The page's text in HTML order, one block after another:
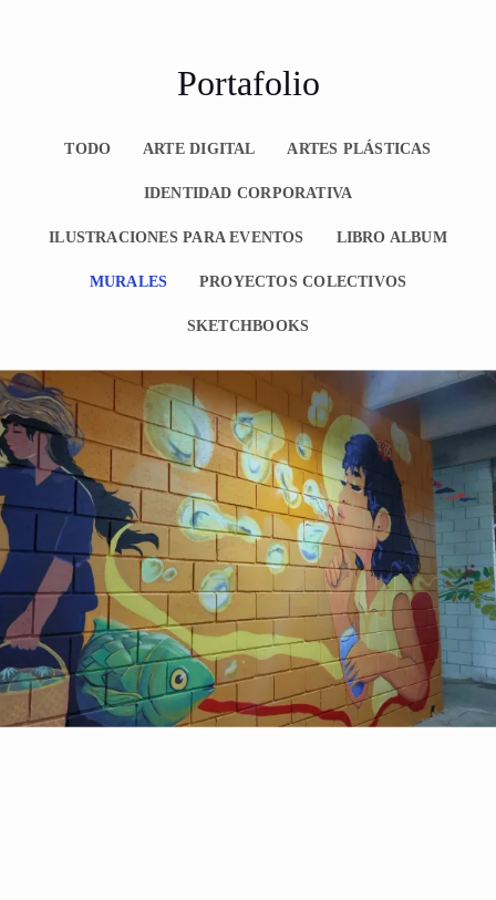
Portafolio
TODO ARTE DIGITAL ARTES PLÁSTICAS
IDENTIDAD CORPORATIVA
ILUSTRACIONES PARA EVENTOS LIBRO ALBUM
MURALES PROYECTOS COLECTIVOS
SKETCHBOOKS